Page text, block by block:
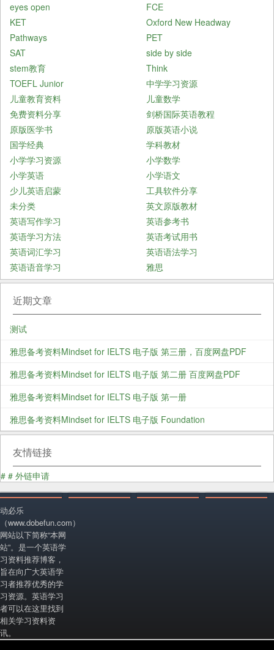
eyes open
FCE
KET
Oxford New Headway
Pathways
PET
SAT
side by side
stem教育
Think
TOEFL Junior
中学学习资源
儿童教育资料
儿童数学
免费资料分享
剑桥国际英语教程
原版医学书
原版英语小说
国学经典
学科教材
小学学习资源
小学数学
小学英语
小学语文
少儿英语启蒙
工具软件分享
未分类
英文原版教材
英语写作学习
英语参考书
英语学习方法
英语考试用书
英语词汇学习
英语语法学习
英语语音学习
雅思
近期文章
测试
雅思备考资料Mindset for IELTS 电子版 第三册，百度网盘PDF
雅思备考资料Mindset for IELTS 电子版 第二册 百度网盘PDF
雅思备考资料Mindset for IELTS 电子版 第一册
雅思备考资料Mindset for IELTS 电子版 Foundation
友情链接
# # 外链申请
动必乐
（www.dobefun.com）
网站以下简称“本网
站”。是一个英语学
习资料推荐博客，
旨在向广大英语学
习者推荐优秀的学
习资源。英语学习
者可以在这里找到
相关学习资料资
讯。